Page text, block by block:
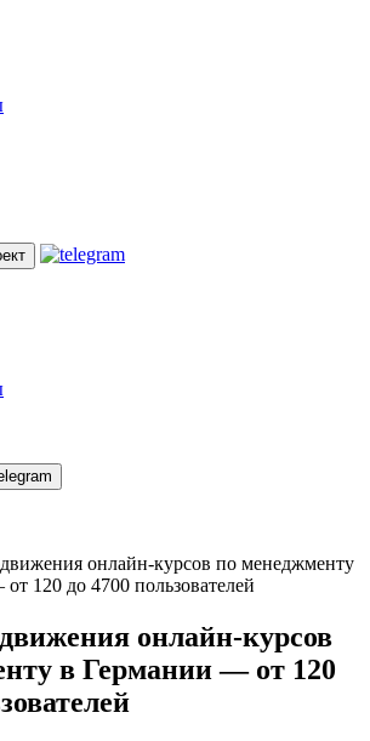
онлайн-курсов по менеджменту
120 до 4700 пользователей
онлайн-курсов
в Германии — от 120